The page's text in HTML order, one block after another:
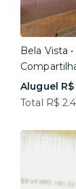
Bela Vista
Aluguel R$
Total R$